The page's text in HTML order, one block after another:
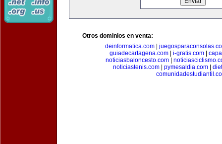
Otros dominios en venta:
deinformatica.com
guiadecartagena.com| i-gratis.com|
noticiasbaloncesto.com
noticiastenis.com
pymesaldia.com